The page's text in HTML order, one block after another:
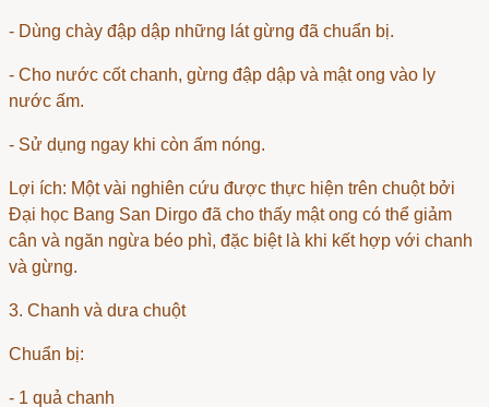
- Dùng chày đập dập những lát gừng đã chuẩn bị.
- Cho nước cốt chanh, gừng đập dập và mật ong vào ly
nước ấm.
- Sử dụng ngay khi còn ấm nóng.
Lợi ích: Một vài nghiên cứu được thực hiện trên chuột bởi
Đại học Bang San Dirgo đã cho thấy mật ong có thể giảm
cân và ngăn ngừa béo phì, đặc biệt là khi kết hợp với chanh
và gừng.
3. Chanh và dưa chuột
Chuẩn bị:
- 1 quả chanh